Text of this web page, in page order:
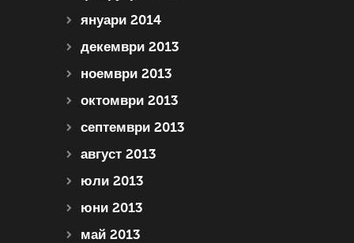
януари 2014
декември 2013
ноември 2013
октомври 2013
септември 2013
август 2013
юли 2013
юни 2013
май 2013